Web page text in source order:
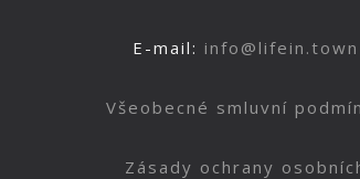
E-mail: info@lifein.town
Všeobecné smluvní
Zásady ochrany